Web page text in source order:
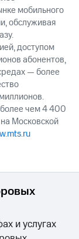
мобильного
обслуживая
доступом
абонентов,
— более
чем 4 400
Московской
и услугах